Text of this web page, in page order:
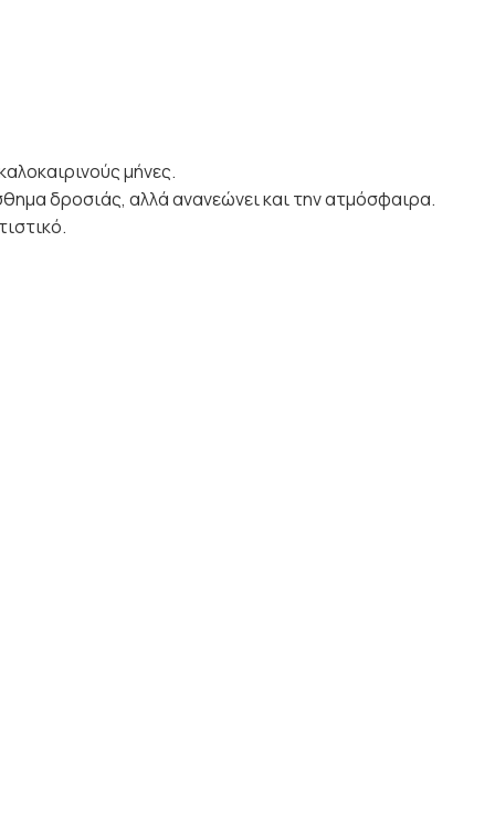
μήνες.
δροσιάς, αλλά ανανεώνει και την ατμόσφαιρα.